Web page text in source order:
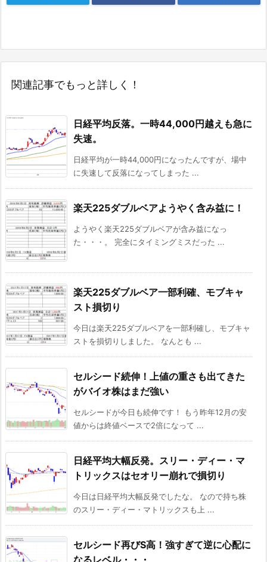
関連記事でもっと詳しく！
日経平均反落。一時44,000円越えも急に
失速。
日経平均が一時44,000円になったんですが、場中
に失速して反落になってしまった ...
楽天225ダブルベアようやく含み益に！
ようやく楽天225ダブルベアが含み益になっ
た・・・。 完全にタイミングミスだった ...
楽天225ダブルベア一部利確、モブキャ
スト損切り
今日は楽天225ダブルベアを一部利確し、モブキャ
ストを損切りしました。 なんとも ...
セルシード続伸！上値の重さも出てきた
がバイオ株はまだ強い
セルシードが今日も続伸です！ もう昨年12月の安
値からは終値ベースで2倍になって ...
日経平均大幅反発。スリー・ディー・マ
トリックスはセオリー崩れで損切り
今日は日経平均大幅反発でしたな。 なので持ち株
のスリー・ディー・マトリックスも上 ...
セルシード再びS高！強すぎて逆に心配に
なるレベル・・・